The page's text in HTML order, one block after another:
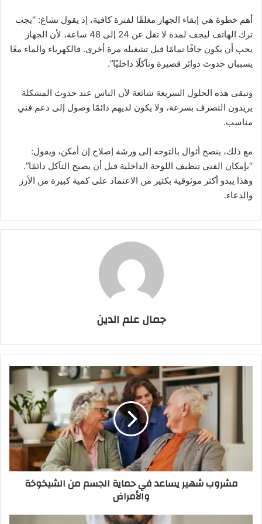
أهم خطوة هي إبقاء الجهاز مغلقًا لفترة كافية، إذ يقول تشاغ: “يجب
ترك الهاتف ليجف لمدة لا تقل عن 24 إلى 48 ساعة، لأن الجهاز
يجب أن يكون جافًا تمامًا قبل تشغيله مرة أخرى. فالكهرباء والماء معًا
يسببان حدوث دوائر قصيرة وتآكلًا داخليًا”.
وتبقى هذه الحلول السريعة شائعة لأن الناس عند حدوث المشكلة
يريدون التصرف بسرعة، ولا يكون لديهم دائمًا وصول إلى دعم فني
مناسب.
مع ذلك، ينصح أثوال بالتوجه إلى ورشة إصلاح إن أمكن، ويقول:
“بإمكان الفني تنظيف اللوحة الداخلية قبل أن يصبح التآكل دائمًا”.
وهذا يبدو أكثر موثوقية بكثير من الاعتماد على كمية كبيرة من الأرز
والدعاء.
جمال علم الدين
من
الشيخوخة
والأمراض
مشروب شهير يساعد في حماية الجسم من الشيخوخة
والأمراض